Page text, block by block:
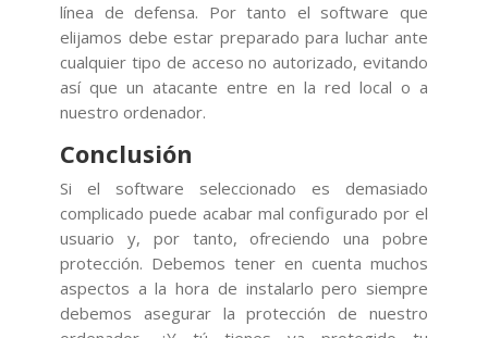
línea de defensa. Por tanto el software que
elijamos debe estar preparado para luchar ante
cualquier tipo de acceso no autorizado, evitando
así que un atacante entre en la red local o a
nuestro ordenador.
Conclusión
Si el software seleccionado es demasiado
complicado puede acabar mal configurado por el
usuario y, por tanto, ofreciendo una pobre
protección. Debemos tener en cuenta muchos
aspectos a la hora de instalarlo pero siempre
debemos asegurar la protección de nuestro